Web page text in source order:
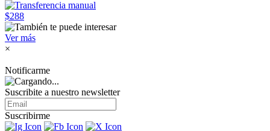
$288
Ver más
×
Notificarme
Suscribite a nuestro newsletter
Suscribirme